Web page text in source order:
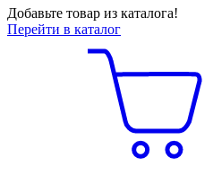
Добавьте товар из каталога!
Перейти в каталог